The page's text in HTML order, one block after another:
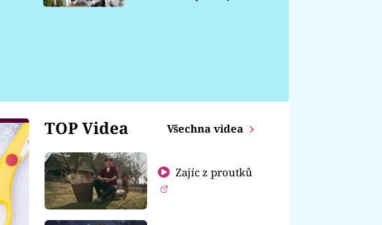
TOP Videa Všechna videa
Zajíc z proutků